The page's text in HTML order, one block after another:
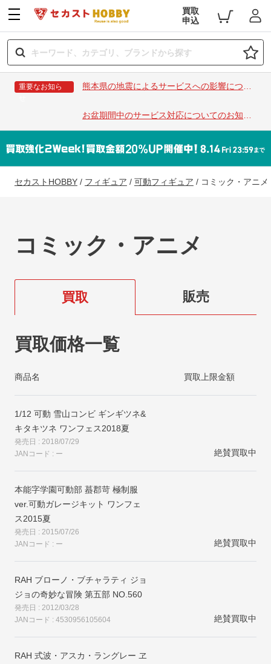
買取
申込
重要なお知ら
熊本県の地震によるサービスへの影響につい
て
お盆期間中のサービス対応についてのお知ら
せ
セカストHOBBY / フィギュア / 可動フィギュア / コミック・アニメ
コミック・アニメ
買取 販売
買取価格一覧
商品名 買取上限金額
1/12 可動 雪山コンビ ギンギツネ&
キタキツネ ワンフェス2018夏
発売日 : 2018/07/29
JANコード : ー
絶賛買取中
本能字学園可動部 蟇郡苛 極制服
ver.可動ガレージキット ワンフェ
ス2015夏
発売日 : 2015/07/26
JANコード : ー
絶賛買取中
RAH ブローノ・ブチャラティ ジョ
ジョの奇妙な冒険 第五部 NO.560
発売日 : 2012/03/28
JANコード : 4530956105604
絶賛買取中
RAH 式波・アスカ・ラングレー ヱ